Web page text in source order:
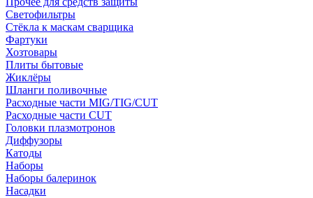
Светофильтры
Стёкла к маскам сварщика
Фартуки
Хозтовары
Плиты бытовые
Жиклёры
Шланги поливочные
Расходные части MIG/TIG/CUT
Расходные части CUT
Головки плазмотронов
Диффузоры
Катоды
Наборы
Наборы балеринок
Насадки